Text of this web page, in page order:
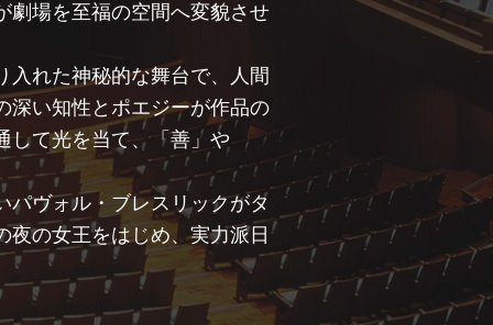
劇場を至福の空間へ変貌させ
入れた神秘的な舞台で、人間
深い知性とポエジーが作品の
して光を当て、「善」や
ヴォル・ブレスリックがタ
の女王をはじめ、実力派日